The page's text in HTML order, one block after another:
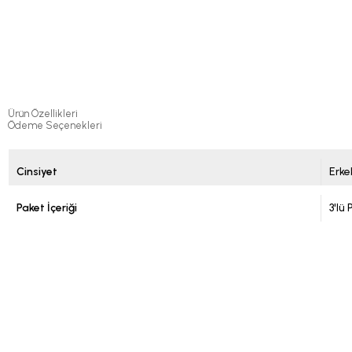
Ürün Özellikleri
Ödeme Seçenekleri
Cinsiyet
Paket İçeriği 3'lü